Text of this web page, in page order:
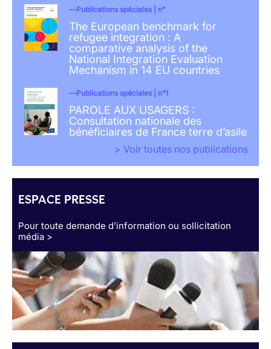
Publications spéciales | n°
The European benchmark for
refugee integration : A
comparative analysis of the
National Integration Evaluation
Mechanism in 14 EU countries
Publications spéciales | n°1
PAROLE AUX USAGERS :
Consultation nationale des
bénéficiaires de France terre d’asile
> Voir toutes nos publications
ESPACE PRESSE
Pour toute demande d’information ou sollicitation
média >